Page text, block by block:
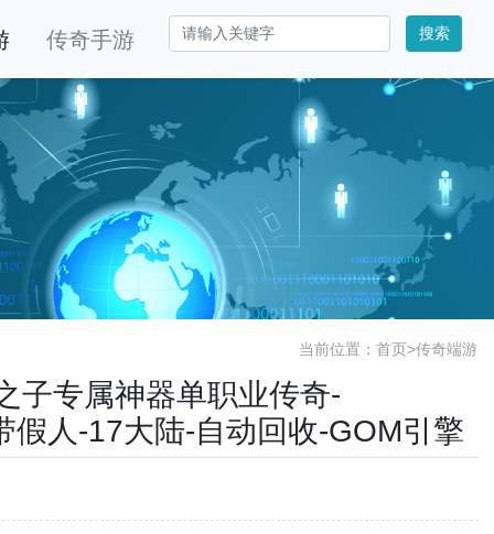
传奇手游 搜索
当前位置： 首页>传奇端游
子专属神器单职业传奇-
假人-17大陆-自动回收-GOM引擎